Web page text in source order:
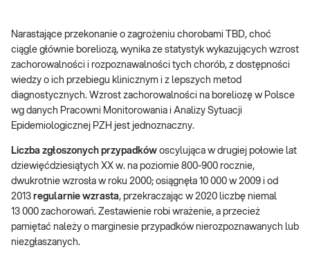
Narastające przekonanie o zagrożeniu chorobami TBD, choć
ciągle głównie boreliozą, wynika ze statystyk wykazujących wzrost
zachorowalności i rozpoznawalności tych chorób, z dostępności
wiedzy o ich przebiegu klinicznym i z lepszych metod
diagnostycznych. Wzrost zachorowalności na boreliozę w Polsce
wg danych Pracowni Monitorowania i Analizy Sytuacji
Epidemiologicznej PZH jest jednoznaczny.
Liczba zgłoszonych przypadków oscylująca w drugiej połowie lat
dziewięćdziesiątych XX w. na poziomie 800-900 rocznie,
dwukrotnie wzrosła w roku 2000; osiągnęła 10 000 w 2009 i od
2013 regularnie wzrasta, przekraczając w 2020 liczbę niemal
13 000 zachorowań. Zestawienie robi wrażenie, a przecież
pamiętać należy o marginesie przypadków nierozpoznawanych lub
niezgłaszanych.